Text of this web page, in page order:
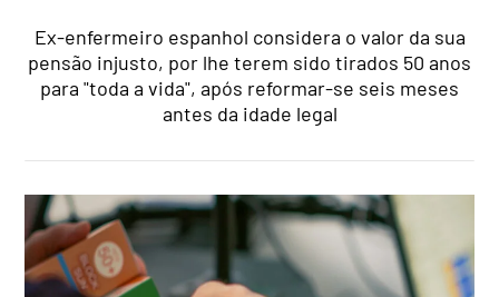
Ex-enfermeiro espanhol considera o valor da sua
pensão injusto, por lhe terem sido tirados 50 anos
para "toda a vida", após reformar-se seis meses
antes da idade legal